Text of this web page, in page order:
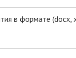
в формате (docx,